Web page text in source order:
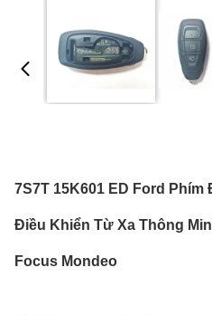
7S7T 15K601 ED Ford
Điều Khiển Từ Xa Thông
Focus Mondeo